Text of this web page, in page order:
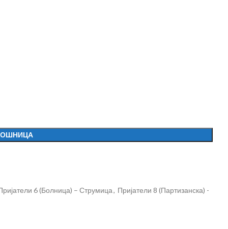
6 (Болница) – Струмица, Пријатели 8 (Партизанска) -